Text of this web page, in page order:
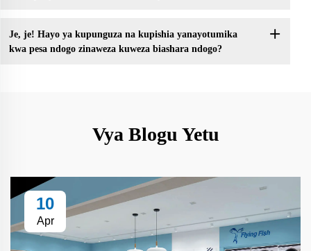
Je, je! Hayo ya kupunguza na kupishia yanayotumika
kwa pesa ndogo zinaweza kuweza biashara ndogo?
Vya Blogu Yetu
10
Apr